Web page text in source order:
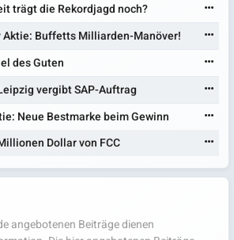
trägt die Rekordjagd noch?
Aktie: Buffetts Milliarden-Manöver!
des Guten
vergibt SAP-Auftrag
Neue Bestmarke beim Gewinn
Dollar von FCC
angebotenen Beiträge dienen